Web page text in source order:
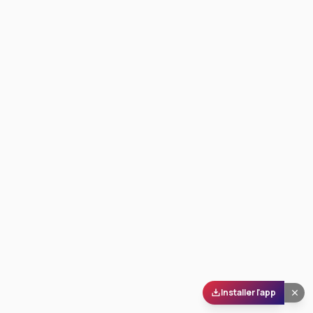
Installer l'app